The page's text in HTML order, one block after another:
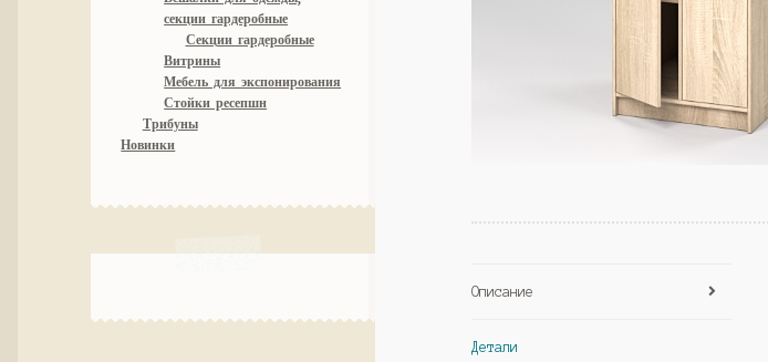
Описание
Детали
секции гардеробные
Секции гардеробные
Витрины
Мебель для экспонирования
Стойки ресепшн
Трибуны
Новинки